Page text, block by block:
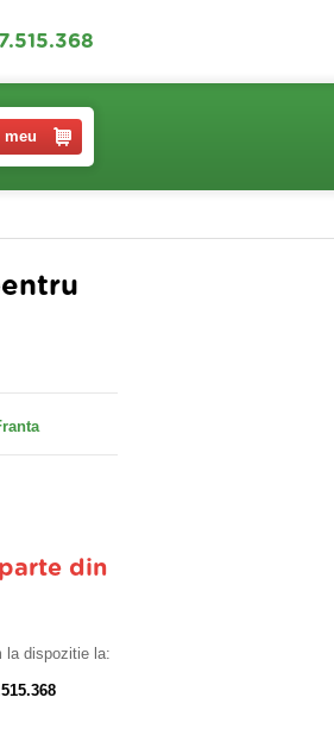
meu
din
la dispozitie la: